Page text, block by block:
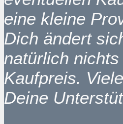
eine kleine
Dich ändert
natürlich nichts
Kaufpreis.
Deine